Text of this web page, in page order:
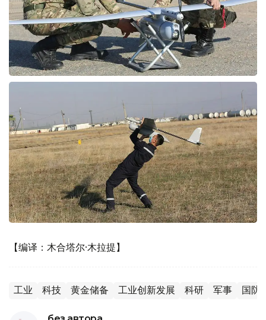
【编译：木合塔尔·木拉提】
工业 科技 黄金储备 工业创新发展 科研 军事 国防